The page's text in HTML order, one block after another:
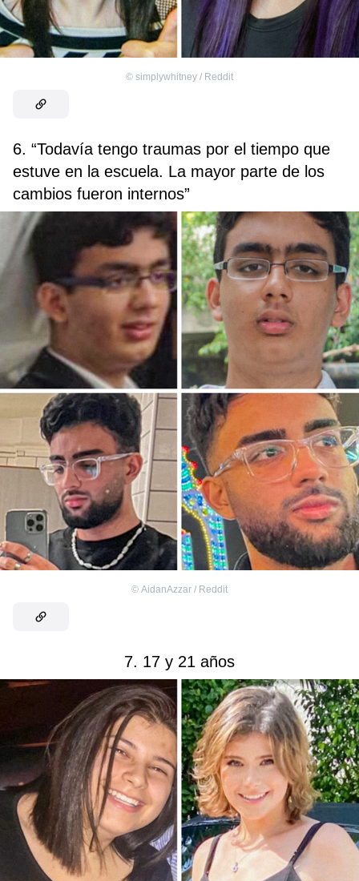
© simplywhitney / Reddit
6. “Todavía tengo traumas por el tiempo que
estuve en la escuela. La mayor parte de los
cambios fueron internos”
© AidanAzzar / Reddit
7. 17 y 21 años